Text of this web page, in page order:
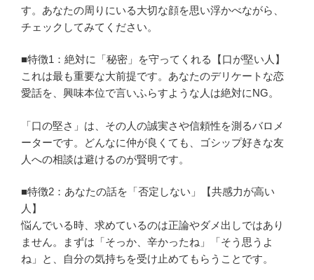
す。あなたの周りにいる大切な顔を思い浮かべながら、
チェックしてみてください。
■特徴1：絶対に「秘密」を守ってくれる【口が堅い人】
これは最も重要な大前提です。あなたのデリケートな恋
愛話を、興味本位で言いふらすような人は絶対にNG。
「口の堅さ」は、その人の誠実さや信頼性を測るバロメ
ーターです。どんなに仲が良くても、ゴシップ好きな友
人への相談は避けるのが賢明です。
■特徴2：あなたの話を「否定しない」【共感力が高い
人】
悩んでいる時、求めているのは正論やダメ出しではあり
ません。まずは「そっか、辛かったね」「そう思うよ
ね」と、自分の気持ちを受け止めてもらうことです。